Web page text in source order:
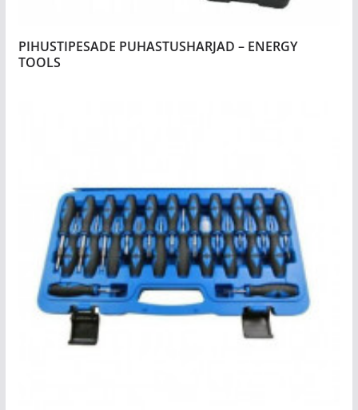
PIHUSTIPESADE PUHASTUSHARJAD – ENERGY
TOOLS